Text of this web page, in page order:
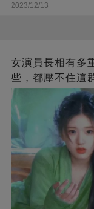
2023/12/13
女演員長相有多
些，都壓不住這